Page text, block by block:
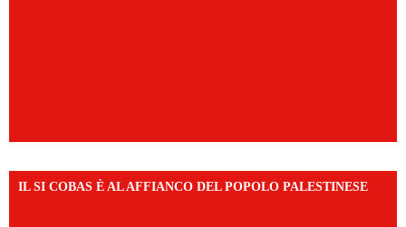
IL SI COBAS È AL AFFIANCO DEL POPOLO PALESTINESE